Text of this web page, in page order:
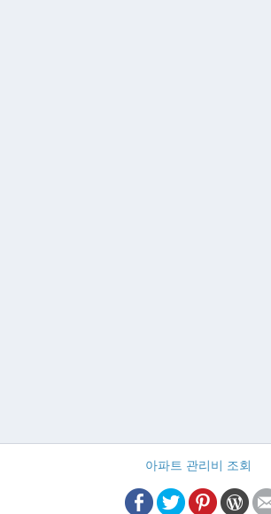
아파트 관리비 조회